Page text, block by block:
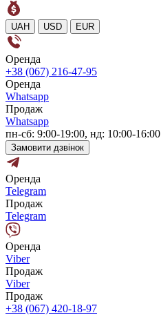
UAH USD EUR
Оренда
+38 (067) 216-47-95
Оренда
Whatsapp
Продаж
Whatsapp
пн-сб: 9:00-19:00, нд: 10:00-16:00
Замовити дзвінок
Оренда
Telegram
Продаж
Telegram
Оренда
Viber
Продаж
Viber
Продаж
+38 (067) 420-18-97